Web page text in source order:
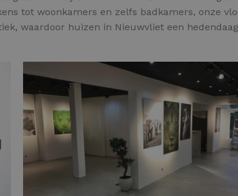
tot woonkamers en zelfs badkamers, onze
waardoor huizen in Nieuwvliet een